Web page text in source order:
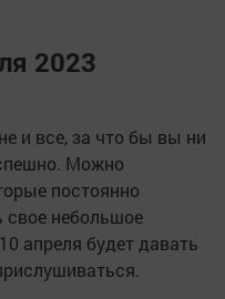
2023
и все, за что бы вы ни
Можно
постоянно
свое небольшое
апреля будет давать